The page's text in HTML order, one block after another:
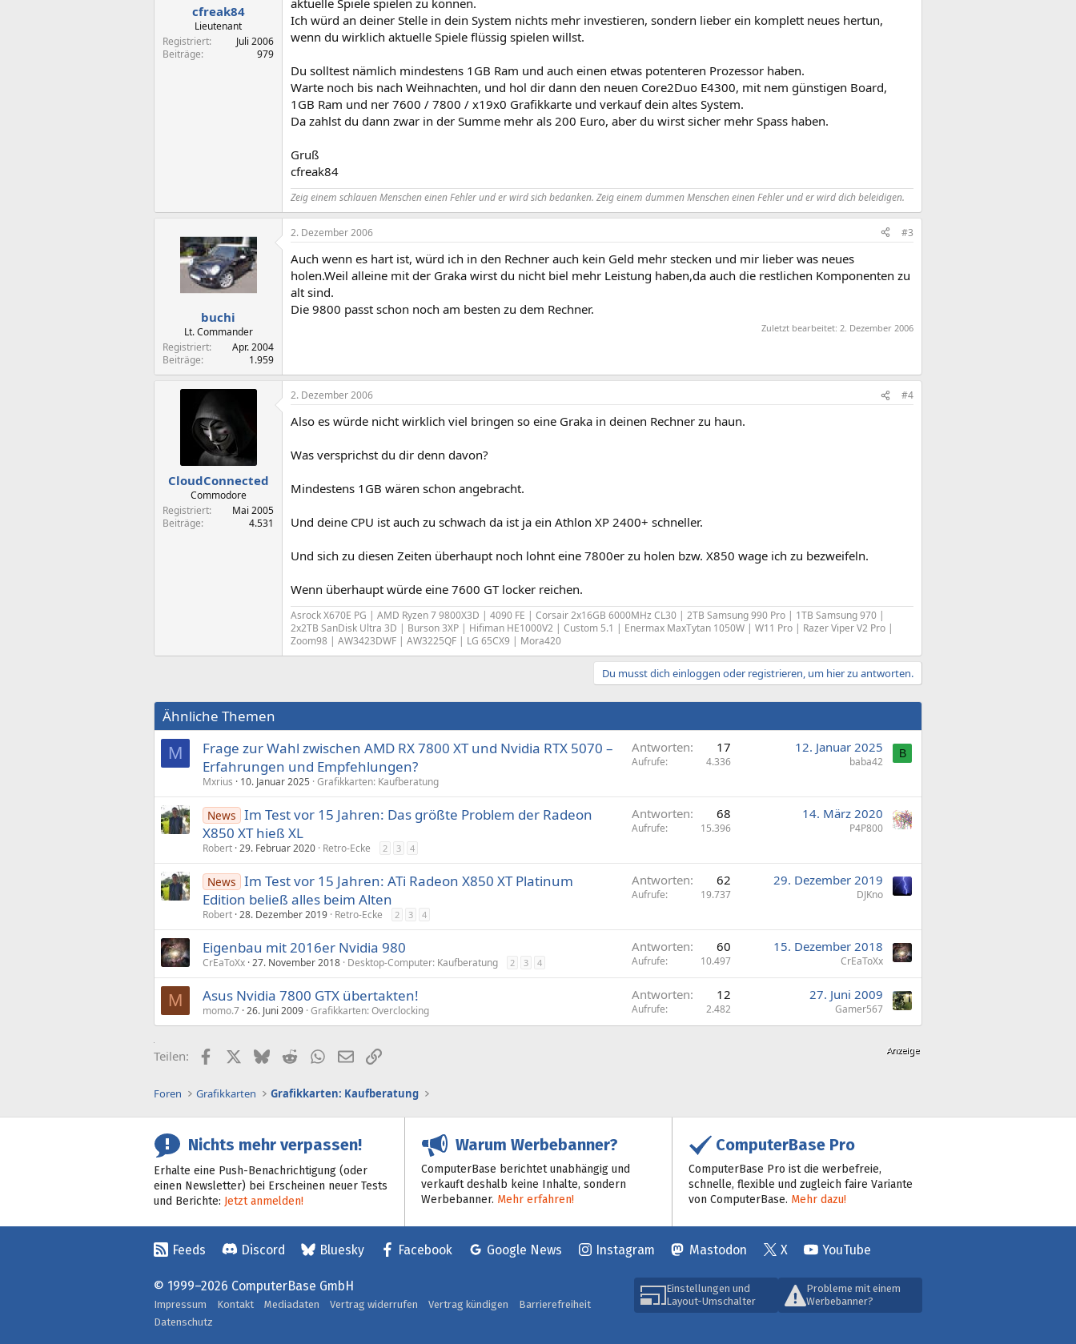
cfreak84
Lieutenant
Registriert
Juli 2006
Beiträge
979
Ich würd an deiner Stelle in dein System nichts mehr investieren, sondern lieber ein komplett neues hertun,
wenn du wirklich aktuelle Spiele flüssig spielen willst.
Du solltest nämlich mindestens 1GB Ram und auch einen etwas potenteren Prozessor haben.
Warte noch bis nach Weihnachten, und hol dir dann den neuen Core2Duo E4300, mit nem günstigen Board,
1GB Ram und ner 7600 / 7800 / x19x0 Grafikkarte und verkauf dein altes System.
Da zahlst du dann zwar in der Summe mehr als 200 Euro, aber du wirst sicher mehr Spass haben.
Gruß
cfreak84
Zeig einem schlauen Menschen einen Fehler und er wird sich bedanken. Zeig einem dummen Menschen einen Fehler und er wird dich beleidigen.
buchi
Lt. Commander
Registriert
Apr. 2004
Beiträge
1.959
2. Dezember 2006 #3
Auch wenn es hart ist, würd ich in den Rechner auch kein Geld mehr stecken und mir lieber was neues
holen.Weil alleine mit der Graka wirst du nicht biel mehr Leistung haben,da auch die restlichen Komponenten zu
alt sind.
Die 9800 passt schon noch am besten zu dem Rechner.
Zuletzt bearbeitet: 2. Dezember 2006
CloudConnected
Commodore
Registriert
Mai 2005
Beiträge
4.531
2. Dezember 2006 #4
Also es würde nicht wirklich viel bringen so eine Graka in deinen Rechner zu haun.
Was versprichst du dir denn davon?
Mindestens 1GB wären schon angebracht.
Und deine CPU ist auch zu schwach da ist ja ein Athlon XP 2400+ schneller.
Und sich zu diesen Zeiten überhaupt noch lohnt eine 7800er zu holen bzw. X850 wage ich zu bezweifeln.
Wenn überhaupt würde eine 7600 GT locker reichen.
Asrock X670E PG | AMD Ryzen 7 9800X3D | 4090 FE | Corsair 2x16GB 6000MHz CL30 | 2TB Samsung 990 Pro | 1TB Samsung 970 |
2x2TB SanDisk Ultra 3D | Burson 3XP | Hifiman HE1000V2 | Custom 5.1 | Enermax MaxTytan 1050W | W11 Pro | Razer Viper V2 Pro |
Zoom98 | AW3423DWF | AW3225QF | LG 65CX9 | Mora420
Du musst dich einloggen oder registrieren, um hier zu antworten.
Ähnliche Themen
M
Frage zur Wahl zwischen AMD RX 7800 XT und Nvidia RTX 5070 –
Erfahrungen und Empfehlungen?
Mxrius 10. Januar 2025 Grafikkarten: Kaufberatung
Antworten 17
Aufrufe 4.336
12. Januar 2025
baba42
B
News Im Test vor 15 Jahren: Das größte Problem der Radeon
X850 XT hieß XL
Robert 29. Februar 2020 Retro-Ecke 2 3 4
Antworten 68
Aufrufe 15.396
14. März 2020
P4P800
News Im Test vor 15 Jahren: ATi Radeon X850 XT Platinum
Edition beließ alles beim Alten
Robert 28. Dezember 2019 Retro-Ecke 2 3 4
Antworten 62
Aufrufe 19.737
29. Dezember 2019
DJKno
Eigenbau mit 2016er Nvidia 980
CrEaToXx 27. November 2018 Desktop-Computer: Kaufberatung 2 3 4
Antworten 60
Aufrufe 10.497
15. Dezember 2018
CrEaToXx
M Asus Nvidia 7800 GTX übertakten!
momo.7 26. Juni 2009 Grafikkarten: Overclocking
Antworten 12
Aufrufe 2.482
27. Juni 2009
Gamer567
Teilen: FacebookX (Twitter)
BlueskyRedditWhatsApp
E-MailLink
Foren Grafikkarten Grafikkarten: Kaufberatung
Nichts mehr verpassen!
Erhalte eine Push-Benachrichtigung (oder
einen Newsletter) bei Erscheinen neuer Tests
und Berichte: Jetzt anmelden!
Warum Werbebanner?
ComputerBase berichtet unabhängig und
verkauft deshalb keine Inhalte, sondern
Werbebanner. Mehr erfahren!
ComputerBase Pro
ComputerBase Pro ist die werbefreie,
schnelle, flexible und zugleich faire Variante
von ComputerBase. Mehr dazu!
Feeds Discord Bluesky Facebook Google News Instagram Mastodon X YouTube
Einstellungen und
Layout-Umschalter
Probleme mit einem
Werbebanner?
© 1999–2026 ComputerBase GmbH
Impressum Kontakt Mediadaten Vertrag widerrufen Vertrag kündigen
Barrierefreiheit
Datenschutz